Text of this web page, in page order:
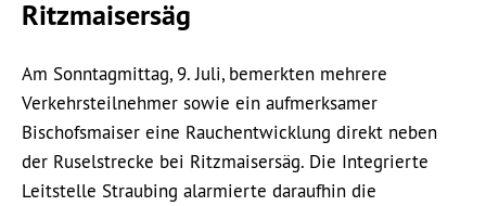
Ritzmaisersäg
Am Sonntagmittag, 9. Juli, bemerkten mehrere
Verkehrsteilnehmer sowie ein aufmerksamer
Bischofsmaiser eine Rauchentwicklung direkt neben
der Ruselstrecke bei Ritzmaisersäg. Die Integrierte
Leitstelle Straubing alarmierte daraufhin die